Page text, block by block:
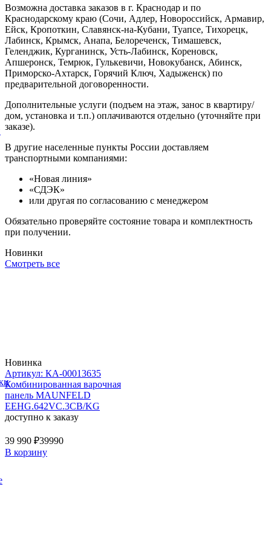
Возможна доставка заказов в г. Краснодар и по
Краснодарскому краю (Сочи, Адлер, Новороссийск, Армавир,
Ейск, Кропоткин, Славянск-на-Кубани, Туапсе, Тихорецк,
Лабинск, Крымск, Анапа, Белореченск, Тимашевск,
Геленджик, Курганинск, Усть-Лабинск, Кореновск,
Апшеронск, Темрюк, Гулькевичи, Новокубанск, Абинск,
Приморско-Ахтарск, Горячий Ключ, Хадыженск) по
предварительной договоренности.
Дополнительные услуги (подъем на этаж, занос в квартиру/
дом, установка и т.п.) оплачиваются отдельно (уточняйте при
заказе).
В другие населенные пункты России доставляем
транспортными компаниями:
«Новая линия»
«СДЭК»
или другая по согласованию с менеджером
Обязательно проверяйте состояние товара и комплектность
при получении.
Новинки
Смотреть все
Новинка
Артикул: КА-00013635
Комбинированная варочная
панель MAUNFELD
EEHG.642VC.3CB/KG
доступно к заказу
39 990 ₽39990
В корзину